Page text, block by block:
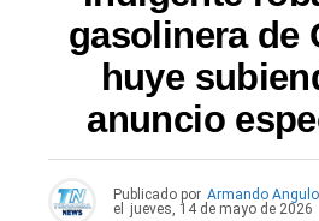
gasolinera de
huye
anuncio
Publicado por Armando Angulo
el
jueves, 14 de mayo de 2026